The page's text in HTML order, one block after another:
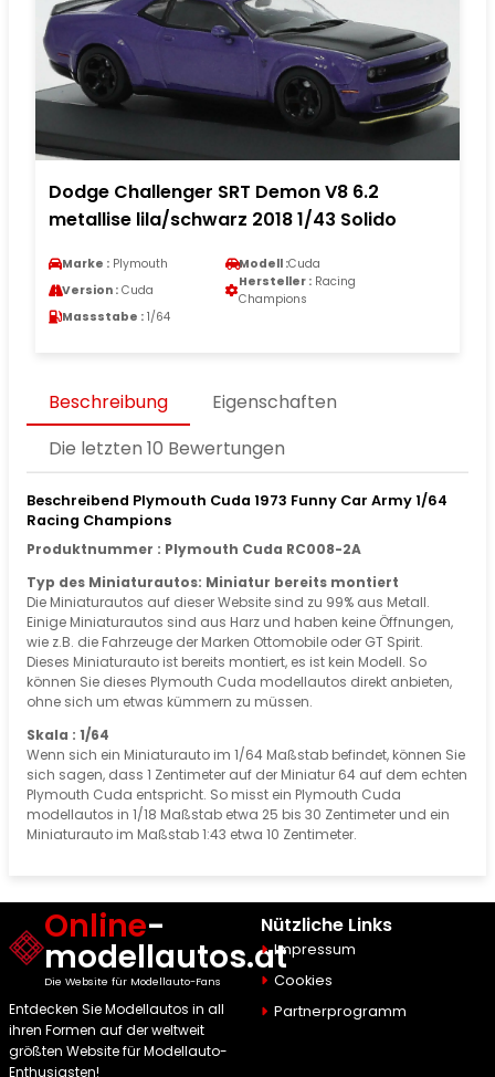
Dodge Challenger SRT Demon V8 6.2
metallise lila/schwarz 2018 1/43 Solido
Marke : Plymouth Modell :Cuda
Version : Cuda
Hersteller : Racing
Champions
Massstabe : 1/64
Beschreibung
Eigenschaften
Die letzten 10 Bewertungen
Beschreibend Plymouth Cuda 1973 Funny Car Army 1/64
Racing Champions
Produktnummer : Plymouth Cuda RC008-2A
Typ des Miniaturautos: Miniatur bereits montiert
Die Miniaturautos auf dieser Website sind zu 99% aus Metall.
Einige Miniaturautos sind aus Harz und haben keine Öffnungen,
wie z.B. die Fahrzeuge der Marken Ottomobile oder GT Spirit.
Dieses Miniaturauto ist bereits montiert, es ist kein Modell. So
können Sie dieses Plymouth Cuda modellautos direkt anbieten,
ohne sich um etwas kümmern zu müssen.
Skala : 1/64
Wenn sich ein Miniaturauto im 1/64 Maßstab befindet, können Sie
sich sagen, dass 1 Zentimeter auf der Miniatur 64 auf dem echten
Plymouth Cuda entspricht. So misst ein Plymouth Cuda
modellautos in 1/18 Maßstab etwa 25 bis 30 Zentimeter und ein
Miniaturauto im Maßstab 1:43 etwa 10 Zentimeter.
Online-
modellautos.at
Die Website für Modellauto-Fans
Entdecken Sie Modellautos in all
ihren Formen auf der weltweit
größten Website für Modellauto-
Enthusiasten!
Nützliche Links
Impressum
Cookies
Partnerprogramm